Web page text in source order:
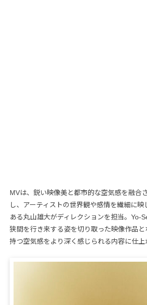
MVは、鋭い映像美と都市的な空気感を融合
し、アーティストの世界観や感情を繊細に
ある丸山雄大がディレクションを担当。Yo-
狭間を行き来する姿を切り取った映像作品と
持つ空気感をより深く感じられる内容に仕上